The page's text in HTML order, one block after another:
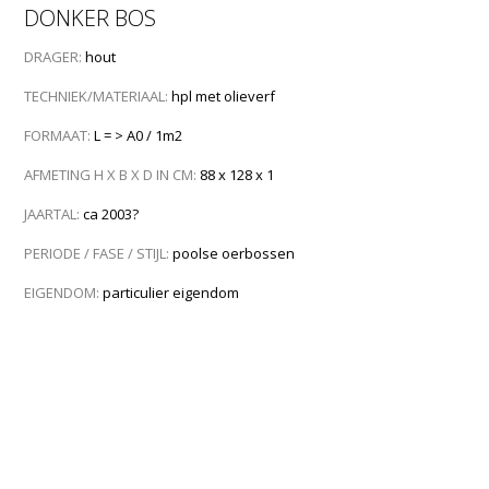
DONKER BOS
DRAGER: hout
TECHNIEK/MATERIAAL: hpl met olieverf
FORMAAT: L = > A0 / 1m2
AFMETING H X B X D IN CM: 88 x 128 x 1
JAARTAL: ca 2003?
PERIODE / FASE / STIJL: poolse oerbossen
EIGENDOM: particulier eigendom